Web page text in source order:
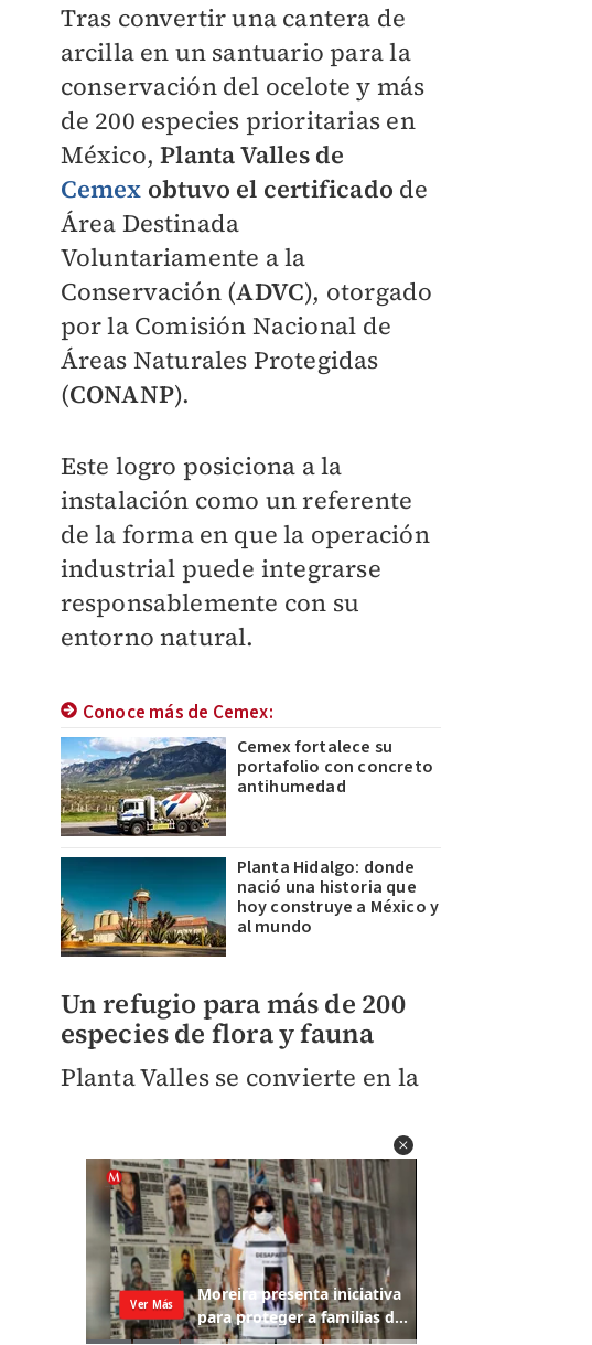
Tras convertir una cantera de
arcilla en un santuario para la
conservación del ocelote y más
de 200 especies prioritarias en
México,Planta Valles de
Cemex obtuvo el certificado de
Área Destinada
Voluntariamente a la
Conservación (ADVC), otorgado
por la Comisión Nacional de
Áreas Naturales Protegidas
(CONANP).
Este logro posiciona a la
instalación como un referente
de la forma en que la operación
industrial puede integrarse
responsablemente con su
entorno natural.
Conoce más de Cemex:
Cemex fortalece su
portafolio con concreto
antihumedad
Planta Hidalgo: donde
nació una historia que
hoy construye a México y
al mundo
Un refugio para más de 200
especies de flora y fauna
Planta Valles se convierte en la